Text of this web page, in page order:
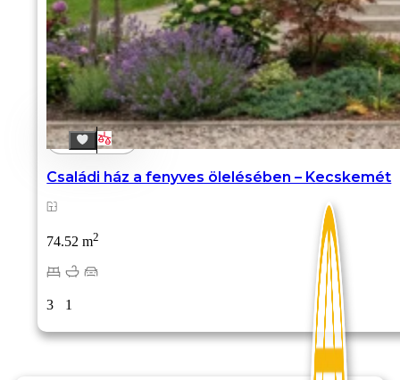
Családi ház a fenyves ölelésében – Kecskemét
74.52 m2
3 1